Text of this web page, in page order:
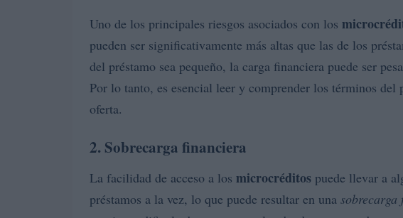
Uno de los principales riesgos asociados con los
pueden ser significativamente más altas que las de los
del préstamo sea pequeño, la carga financiera puede ser
Por lo tanto, es esencial leer y comprender los términos del
oferta.
2. Sobrecarga financiera
La facilidad de acceso a los microcréditos puede llevar a
préstamos a la vez, lo que puede resultar en una sobrecarga